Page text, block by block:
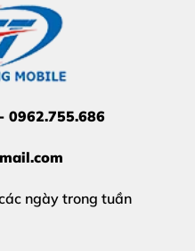
0962.755.686
ngày trong tuần